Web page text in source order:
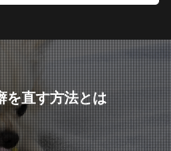
を直す方法とは